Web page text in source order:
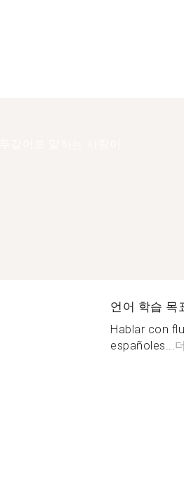
언어 학습 목
Hablar con
españoles...